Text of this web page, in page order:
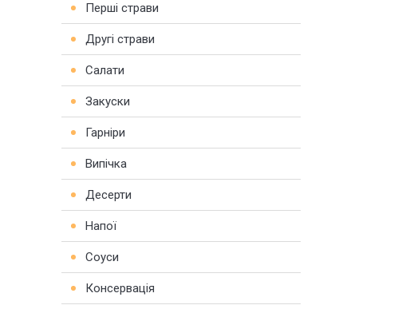
Перші страви
Другі страви
Салати
Закуски
Гарніри
Випічка
Десерти
Напої
Соуси
Консервація